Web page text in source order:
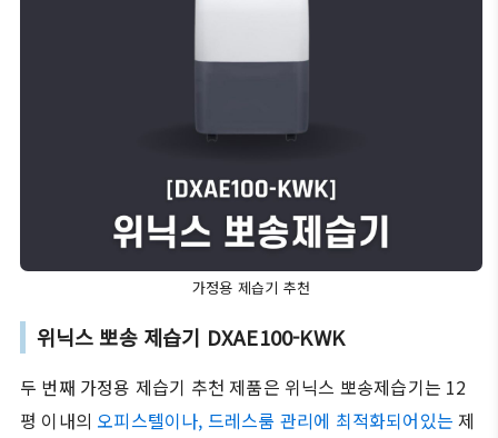
가정용 제습기 추천
위닉스 뽀송 제습기 DXAE100-KWK
두 번째 가정용 제습기 추천 제품은 위닉스 뽀송제습기는 12
평 이내의 오피스텔이나, 드레스룸 관리에 최적화되어있는 제